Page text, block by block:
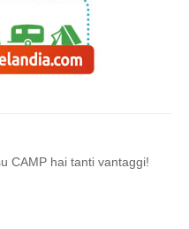
CAMP hai tanti vantaggi!